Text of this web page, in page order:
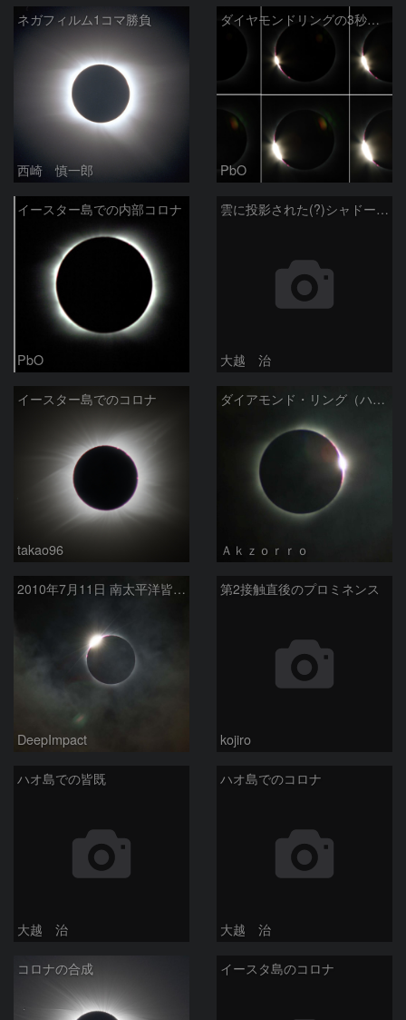
ネガフィルム1コマ勝負
西崎 慎一郎
ダイヤモンドリングの3秒ごとの変化
PbO
イースター島での内部コロナ
PbO
雲に投影された(?)シャドーバンド
大越 治
イースター島でのコロナ
takao96
ダイアモンド・リング（ハオ島）
Ａｋｚｏｒｒｏ
2010年7月11日 南太平洋皆既日食
DeepImpact
第2接触直後のプロミネンス
kojiro
ハオ島での皆既
大越 治
ハオ島でのコロナ
大越 治
コロナの合成 イースタ島のコロナ